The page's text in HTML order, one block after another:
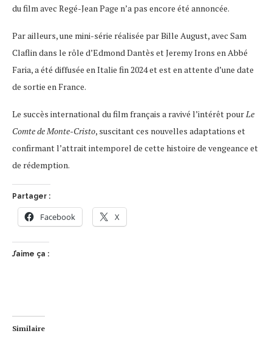
du film avec Regé-Jean Page n’a pas encore été annoncée.
Par ailleurs, une mini-série réalisée par Bille August, avec Sam
Claflin dans le rôle d’Edmond Dantès et Jeremy Irons en Abbé
Faria, a été diffusée en Italie fin 2024 et est en attente d’une date
de sortie en France.
Le succès international du film français a ravivé l’intérêt pourLe
Comte de Monte-Cristo, suscitant ces nouvelles adaptations et
confirmant l’attrait intemporel de cette histoire de vengeance et
de rédemption.
Partager :
Facebook X
J’aime ça :
Similaire